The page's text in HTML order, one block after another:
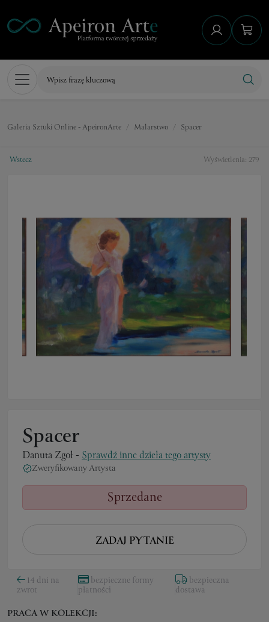
Galeria Sztuki Online - ApeironArte Malarstwo Spacer
Wyświetlenia: 279
Wstecz
Spacer
Danuta Zgoł - Sprawdź inne dzieła tego artysty
Zweryfikowany Artysta
Sprzedane
ZADAJ PYTANIE
14 dni na
zwrot
bezpieczne formy
płatności
bezpieczna
dostawa
PRACA W KOLEKCJI: